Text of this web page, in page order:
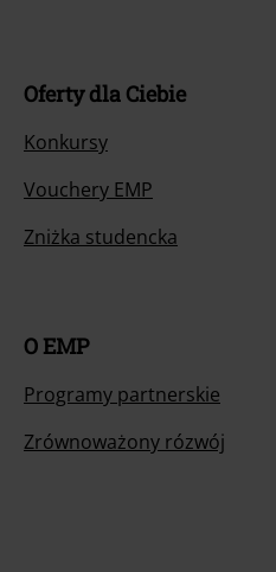
Oferty dla Ciebie
Konkursy
Vouchery EMP
Zniżka studencka
O EMP
Programy partnerskie
Zrównoważony rózwój